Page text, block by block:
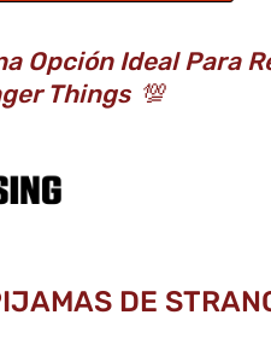
Opción Ideal Para
Things 💯
DE